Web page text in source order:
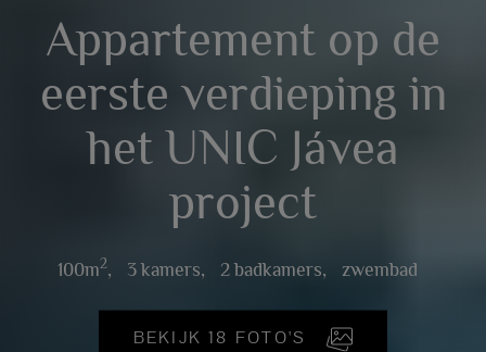
Appartement op de
eerste verdieping in
het UNIC Jávea
project
100m2, 3 kamers, 2 badkamers, zwembad
BEKIJK 18 FOTO'S